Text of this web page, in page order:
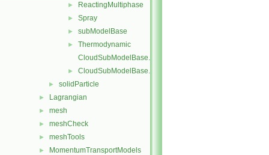
► ReactingMultiphase
► Spray
► subModelBase
►
Thermodynamic
CloudSubModelBase.C
► CloudSubModelBase.H
► solidParticle
► Lagrangian
► mesh
► meshCheck
► meshTools
► MomentumTransportModels